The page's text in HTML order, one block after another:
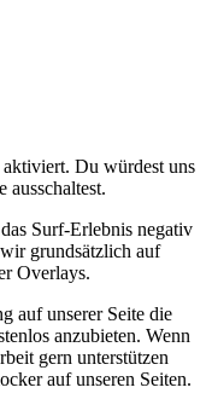
aktiviert. Du würdest uns
ausschaltest.
Surf-Erlebnis negativ
grundsätzlich auf
Overlays.
auf unserer Seite die
anzubieten. Wenn
gern unterstützen
auf unseren Seiten.